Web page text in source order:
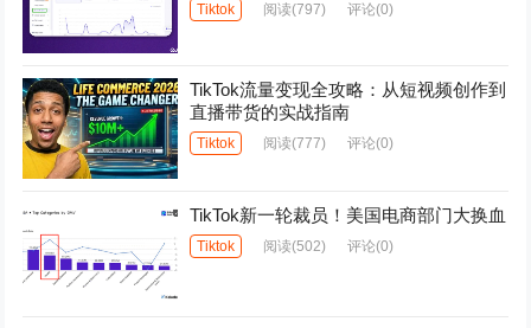
Tiktok 阅读(797) 评论(0)
TikTok流量变现全攻略：从短视频创作到
直播带货的实战指南
Tiktok 阅读(777) 评论(0)
TikTok新一轮裁员！美国电商部门大换血
Tiktok 阅读(502) 评论(0)